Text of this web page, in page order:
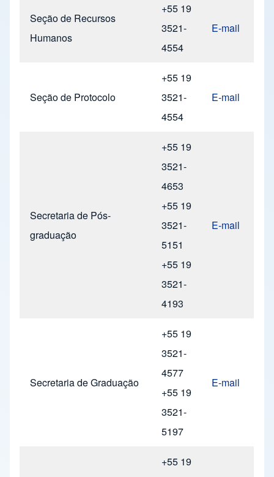
Seção de Recursos
Humanos
+55 19
3521-
4554
E-mail
Seção de Protocolo
+55 19
3521-
4554
E-mail
Secretaria de Pós-
graduação
+55 19
3521-
4653
+55 19
3521-
5151
+55 19
3521-
4193
E-mail
Secretaria de Graduação
+55 19
3521-
4577
+55 19
3521-
5197
E-mail
+55 19